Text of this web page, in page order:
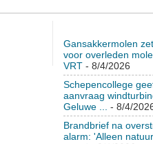
Gansakkermolen
voor overleden
VRT- 8/4/2026
Schepencollege
aanvraag
Geluwe ... - 8/4/
Brandbrief na
alarm: 'Alleen